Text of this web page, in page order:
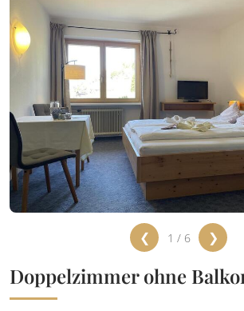
❮ 1 / 6 ❯
Doppelzimmer ohne